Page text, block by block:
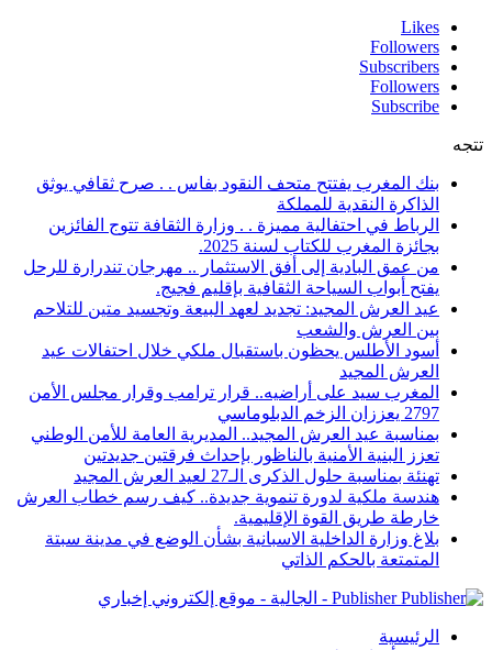
Likes
Followers
Subscribers
Followers
Subscribe
تتجه
بنك المغرب يفتتح متحف النقود بفاس . . صرح ثقافي يوثق
الذاكرة النقدية للمملكة
الرباط في احتفالية مميزة . . وزارة الثقافة تتوج الفائزين
بجائزة المغرب للكتاب لسنة 2025.
من عمق البادية إلى أفق الاستثمار .. مهرجان تندرارة للرحل
يفتح أبواب السياحة الثقافية بإقليم فجيج.
عيد العرش المجيد: تجديد لعهد البيعة وتجسيد متين للتلاحم
بين العرش والشعب
أسود الأطلس يحظون باستقبال ملكي خلال احتفالات عيد
العرش المجيد
المغرب سيد على أراضيه.. قرار ترامب وقرار مجلس الأمن
2797 يعززان الزخم الدبلوماسي
بمناسبة عيد العرش المجيد.. المديرية العامة للأمن الوطني
تعزز البنية الأمنية بالناظور بإحداث فرقتين جديدتين
تهنئة بمناسبة حلول الذكرى الـ27 لعيد العرش المجيد
هندسة ملكية لدورة تنموية جديدة.. كيف رسم خطاب العرش
خارطة طريق القوة الإقليمية.
بلاغ وزارة الداخلية الاسبانية بشأن الوضع في مدينة سبتة
المتمتعة بالحكم الذاتي
Publisher - الجالية - موقع إلكتروني إخباري
الرئيسية